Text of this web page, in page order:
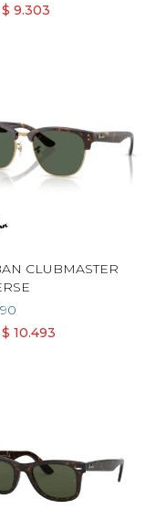
$ 9.303
CLUBMASTER
$ 10.493